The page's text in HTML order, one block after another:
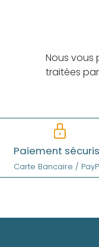
Nous vous
traitées
Paiement
Carte Bancaire /